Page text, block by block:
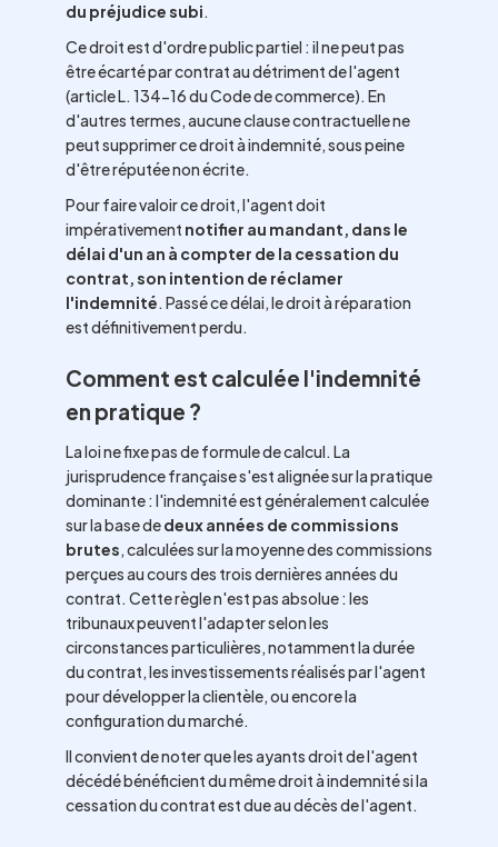
du préjudice subi.
Ce droit est d'ordre public partiel : il ne peut pas
être écarté par contrat au détriment de l'agent
(article L. 134-16 du Code de commerce). En
d'autres termes, aucune clause contractuelle ne
peut supprimer ce droit à indemnité, sous peine
d'être réputée non écrite.
Pour faire valoir ce droit, l'agent doit
impérativement notifier au mandant, dans le
délai d'un an à compter de la cessation du
contrat, son intention de réclamer
l'indemnité. Passé ce délai, le droit à réparation
est définitivement perdu.
Comment est calculée l'indemnité
en pratique ?
La loi ne fixe pas de formule de calcul. La
jurisprudence française s'est alignée sur la pratique
dominante : l'indemnité est généralement calculée
sur la base dedeux années de commissions
brutes, calculées sur la moyenne des commissions
perçues au cours des trois dernières années du
contrat. Cette règle n'est pas absolue : les
tribunaux peuvent l'adapter selon les
circonstances particulières, notamment la durée
du contrat, les investissements réalisés par l'agent
pour développer la clientèle, ou encore la
configuration du marché.
Il convient de noter que les ayants droit de l'agent
décédé bénéficient du même droit à indemnité si la
cessation du contrat est due au décès de l'agent.